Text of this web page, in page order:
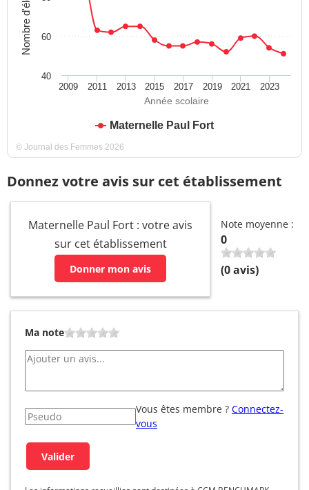
Année scolaire
Nombre d'élèves
Maternelle Paul Fort
2009 2011 2013 2015 2017 2019 2021 2023
40
60
© Journal des Femmes 2026
Donnez votre avis sur cet établissement
Maternelle Paul Fort : votre avis
sur cet établissement
Donner mon avis
Note moyenne :
0
(0avis)
Ma note
Vous êtes membre ? Connectez-
vous